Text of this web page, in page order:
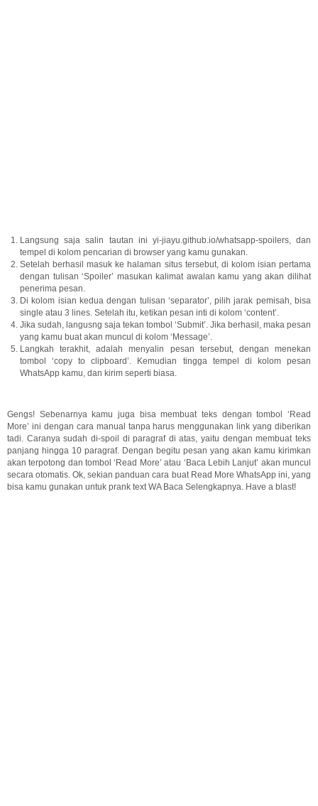
Langsung saja salin tautan ini yi-jiayu.github.io/whatsapp-spoilers, dan
tempel di kolom pencarian di browser yang kamu gunakan.
Setelah berhasil masuk ke halaman situs tersebut, di kolom isian pertama
dengan tulisan ‘Spoiler’ masukan kalimat awalan kamu yang akan dilihat
penerima pesan.
Di kolom isian kedua dengan tulisan ‘separator’, pilih jarak pemisah, bisa
single atau 3 lines. Setelah itu, ketikan pesan inti di kolom ‘content’.
Jika sudah, langusng saja tekan tombol ‘Submit’. Jika berhasil, maka pesan
yang kamu buat akan muncul di kolom ‘Message’.
Langkah terakhit, adalah menyalin pesan tersebut, dengan menekan
tombol ‘copy to clipboard’. Kemudian tingga tempel di kolom pesan
WhatsApp kamu, dan kirim seperti biasa.
Gengs! Sebenarnya kamu juga bisa membuat teks dengan tombol ‘Read
More’ ini dengan cara manual tanpa harus menggunakan link yang diberikan
tadi. Caranya sudah di-spoil di paragraf di atas, yaitu dengan membuat teks
panjang hingga 10 paragraf. Dengan begitu pesan yang akan kamu kirimkan
akan terpotong dan tombol ‘Read More’ atau ‘Baca Lebih Lanjut’ akan muncul
secara otomatis. Ok, sekian panduan cara buat Read More WhatsApp ini, yang
bisa kamu gunakan untuk prank text WA Baca Selengkapnya. Have a blast!